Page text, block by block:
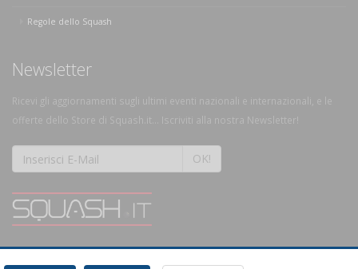
Regole dello Squash
Newsletter
Ricevi gli aggiornamenti sugli ultimi eventi nazionali e internazionali, e le
offerte dello Store di Squash.it... Iscriviti alla nostra Newsletter!
OK!